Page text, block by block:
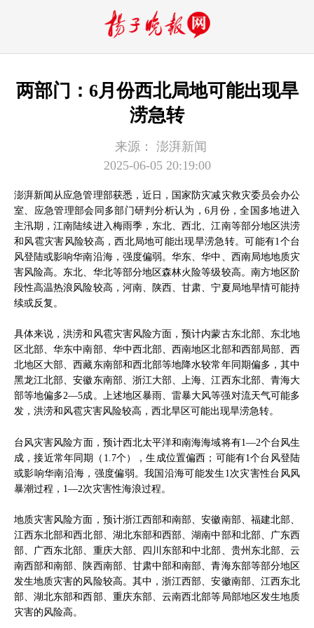
两部门：6月份西北局地可能出现旱
涝急转
来源：
澎湃新闻
2025-06-05 20:19:00
澎湃新闻从应急管理部获悉，近日，国家防灾减灾救灾委员会办公
室、应急管理部会同多部门研判分析认为，6月份，全国多地进入
主汛期，江南陆续进入梅雨季，东北、西北、江南等部分地区洪涝
和风雹灾害风险较高，西北局地可能出现旱涝急转。可能有1个台
风登陆或影响华南沿海，强度偏弱。华东、华中、西南局地地质灾
害风险高。东北、华北等部分地区森林火险等级较高。南方地区阶
段性高温热浪风险较高，河南、陕西、甘肃、宁夏局地旱情可能持
续或反复。
具体来说，洪涝和风雹灾害风险方面，预计内蒙古东北部、东北地
区北部、华东中南部、华中西北部、西南地区北部和西部局部、西
北地区大部、西藏东南部和西北部等地降水较常年同期偏多，其中
黑龙江北部、安徽东南部、浙江大部、上海、江西东北部、青海大
部等地偏多2—5成。上述地区暴雨、雷暴大风等强对流天气可能多
发，洪涝和风雹灾害风险较高，西北旱区可能出现旱涝急转。
台风灾害风险方面，预计西北太平洋和南海海域将有1—2个台风生
成，接近常年同期（1.7个），生成位置偏西；可能有1个台风登陆
或影响华南沿海，强度偏弱。我国沿海可能发生1次灾害性台风风
暴潮过程，1—2次灾害性海浪过程。
地质灾害风险方面，预计浙江西部和南部、安徽南部、福建北部、
江西东北部和西北部、湖北东部和西部、湖南中部和北部、广东西
部、广西东北部、重庆大部、四川东部和中北部、贵州东北部、云
南西部和南部、陕西南部、甘肃中部和南部、青海东部等部分地区
发生地质灾害的风险较高。其中，浙江西部、安徽南部、江西东北
部、湖北东部和西部、重庆东部、云南西北部等局部地区发生地质
灾害的风险高。